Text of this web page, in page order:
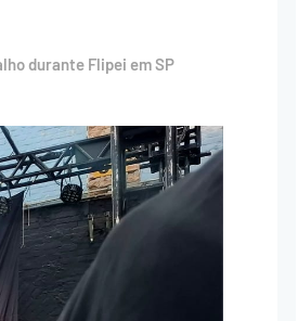
durante Flipei em SP